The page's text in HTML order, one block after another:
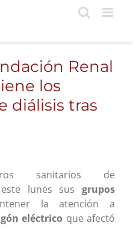
Renal
los
diálisis tras
sanitarios de
este lunes susgrupos
la atención a
eléctrico que afectó